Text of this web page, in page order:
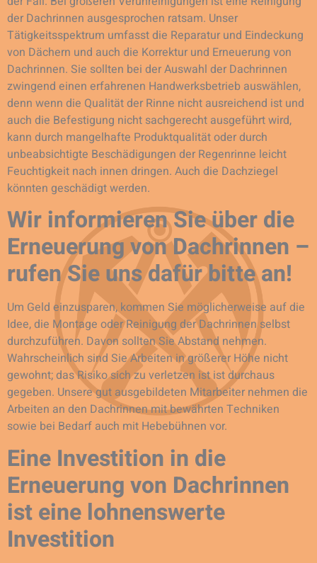
der Dachrinnen ausgesprochen ratsam. Unser
Tätigkeitsspektrum umfasst die Reparatur und Eindeckung
von Dächern und auch die Korrektur und Erneuerung von
Dachrinnen. Sie sollten bei der Auswahl der Dachrinnen
zwingend einen erfahrenen Handwerksbetrieb auswählen,
denn wenn die Qualität der Rinne nicht ausreichend ist und
auch die Befestigung nicht sachgerecht ausgeführt wird,
kann durch mangelhafte Produktqualität oder durch
unbeabsichtigte Beschädigungen der Regenrinne leicht
Feuchtigkeit nach innen dringen. Auch die Dachziegel
könnten geschädigt werden.
Wir informieren Sie über die
Erneuerung von Dachrinnen –
rufen Sie uns dafür bitte an!
Um Geld einzusparen, kommen Sie möglicherweise auf die
Idee, die Montage oder Reinigung der Dachrinnen selbst
durchzuführen. Davon sollten Sie Abstand nehmen.
Wahrscheinlich sind Sie Arbeiten in größerer Höhe nicht
gewohnt; das Risiko sich zu verletzen ist ist durchaus
gegeben. Unsere gut ausgebildeten Mitarbeiter nehmen die
Arbeiten an den Dachrinnen mit bewährten Techniken
sowie bei Bedarf auch mit Hebebühnen vor.
Eine Investition in die
Erneuerung von Dachrinnen
ist eine lohnenswerte
Investition